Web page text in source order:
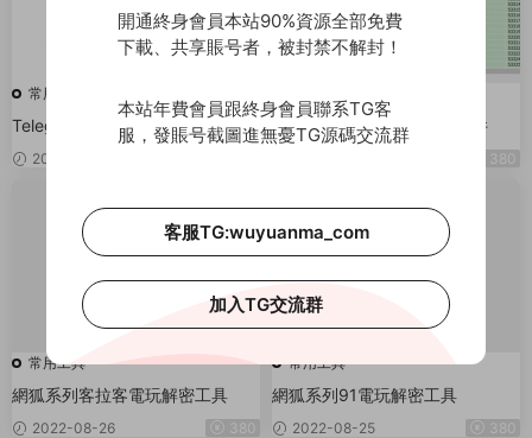
常用工具
Telegram 中文設置教學
2022-09-27
傲玩系列服務器授權替換文件
380
常用工具
網狐系列客拉客電玩解密工具
2022-08-26 380
常用工具
網狐系列91電玩解密工具
2022-08-25 380
開通終身會員本站90%資源全部免費
下載、共享賬号者，被封禁不解封！
本站年費會員跟終身會員聯系TG客
服，發賬号截圖進無憂TG源碼交流群
客服TG:wuyuanma_com
加入TG交流群